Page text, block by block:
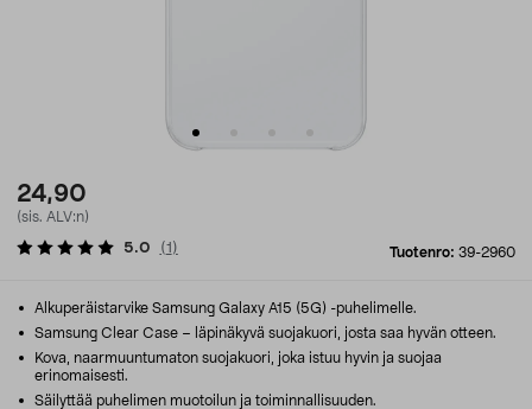
24,90
(sis. ALV:n)
Tuotenro: 39-2960
5.0 (1 )
Alkuperäistarvike Samsung Galaxy A15 (5G) -puhelimelle.
Samsung Clear Case – läpinäkyvä suojakuori, josta saa hyvän otteen.
Kova, naarmuuntumaton suojakuori, joka istuu hyvin ja suojaa
erinomaisesti.
Säilyttää puhelimen muotoilun ja toiminnallisuuden.